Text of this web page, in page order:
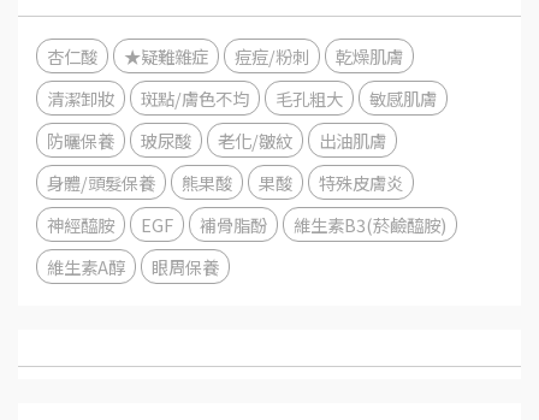
杏仁酸 ★疑難雜症 痘痘/粉刺
乾燥肌膚
清潔卸妝
斑點/膚色不均 毛孔粗大
敏感肌膚
防曬保養
玻尿酸 老化/皺紋
出油肌膚
身體/頭髮保養
熊果酸 果酸
特殊皮膚炎
神經醯胺
EGF 補骨脂酚
維生素B3(菸鹼醯胺)
維生素A醇
眼周保養